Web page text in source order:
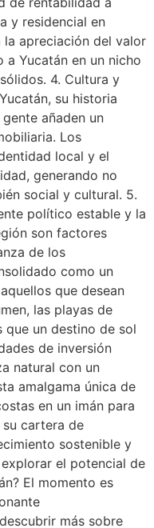
y residencial en
apreciación del valor
Yucatán en un nicho
4. Cultura y
su historia
añaden un
Los
local y el
generando no
social y cultural. 5.
político estable y la
son factores
de los
como un
que desean
las playas de
que un destino de sol
de inversión
natural con un
amalgama única de
en un imán para
cartera de
sostenible y
el potencial de
El momento es
más sobre